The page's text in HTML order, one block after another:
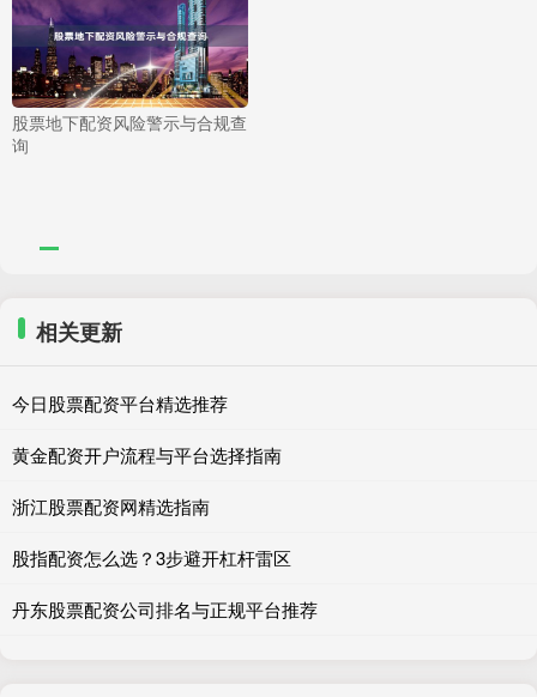
股票地下配资风险警示与合规查
询
相关更新
今日股票配资平台精选推荐
黄金配资开户流程与平台选择指南
浙江股票配资网精选指南
股指配资怎么选？3步避开杠杆雷区
丹东股票配资公司排名与正规平台推荐